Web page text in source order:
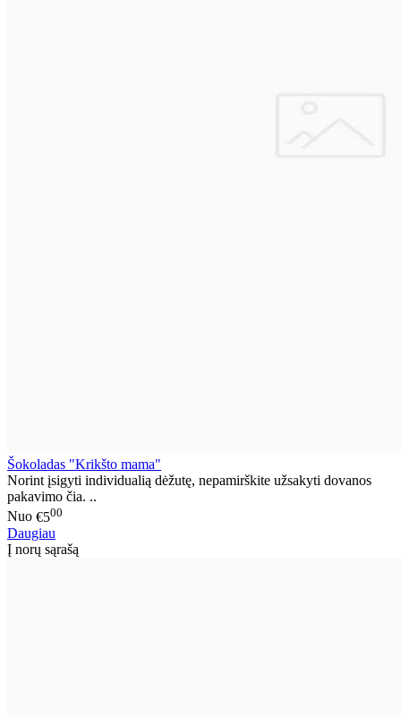
Šokoladas "Krikšto mama"
Norint įsigyti individualią dėžutę, nepamirškite užsakyti dovanos
pakavimo čia. ..
Nuo €500
Daugiau
Į norų sąrašą